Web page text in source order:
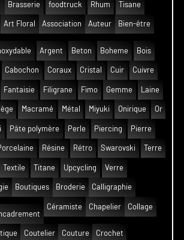
Brasserie
foodtruck Rhum Tisane
Art Floral Association Auteur Bien-être
Argent Beton Boheme Bois
Cabochon Coraux Cristal Cuir Cuivre
Fantaisie Filigrane Fimo Gemme Laine
Macramé Métal Miyuki Onirique Or
Pâte polymère Perle Piercing Pierre
Résine Rétro Swarovski Terre
Textile Titane Upcycling Verre
Boutiques Broderie Calligraphie
Céramiste Chapelier Collage
Coutelier Couture Crochet